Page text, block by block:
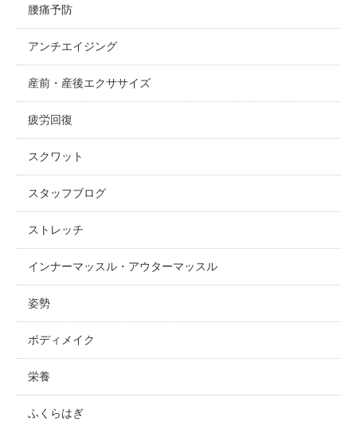
腰痛予防
アンチエイジング
産前・産後エクササイズ
疲労回復
スクワット
スタッフブログ
ストレッチ
インナーマッスル・アウターマッスル
姿勢
ボディメイク
栄養
ふくらはぎ